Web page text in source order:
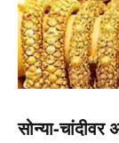
सोन्या-चांदीवर